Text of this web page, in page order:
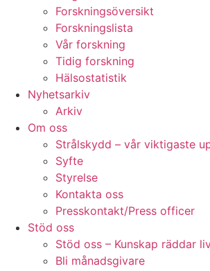
Forskningsöversikt
Forskningslista
Vår forskning
Tidig forskning
Hälsostatistik
Nyhetsarkiv
Arkiv
Om oss
Strålskydd – vår viktigaste
Syfte
Styrelse
Kontakta oss
Presskontakt/Press officer
Stöd oss
Stöd oss – Kunskap räddar
Bli månadsgivare